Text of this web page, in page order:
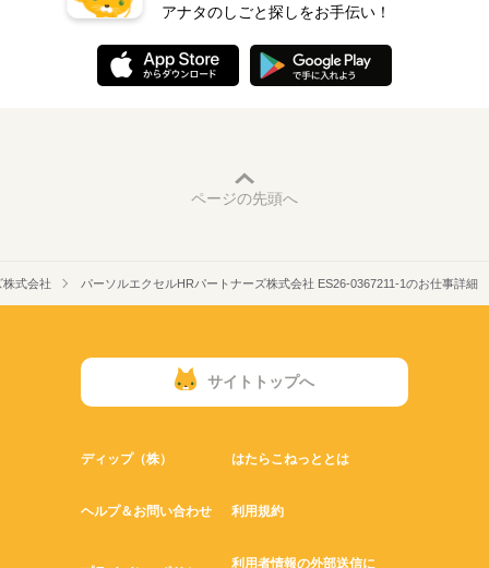
アナタのしごと探しをお手伝い！
ページの先頭へ
式会社 パーソルエクセルHRパートナーズ株式会社 ES26-0367211-1のお仕事詳細
サイトトップへ
ディップ（株） はたらこねっととは
ヘルプ＆お問い合わせ 利用規約
利用者情報の外部送信に